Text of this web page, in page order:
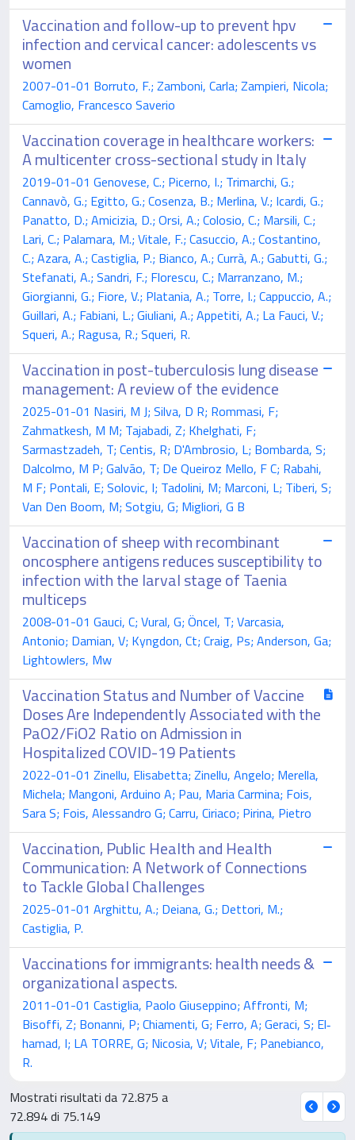
Vaccination and follow-up to prevent hpv
infection and cervical cancer: adolescents vs
women
2007-01-01 Borruto, F.; Zamboni, Carla; Zampieri, Nicola;
Camoglio, Francesco Saverio
Vaccination coverage in healthcare workers:
A multicenter cross-sectional study in Italy
2019-01-01 Genovese, C.; Picerno, I.; Trimarchi, G.;
Cannavò, G.; Egitto, G.; Cosenza, B.; Merlina, V.; Icardi, G.;
Panatto, D.; Amicizia, D.; Orsi, A.; Colosio, C.; Marsili, C.;
Lari, C.; Palamara, M.; Vitale, F.; Casuccio, A.; Costantino,
C.; Azara, A.; Castiglia, P.; Bianco, A.; Currà, A.; Gabutti, G.;
Stefanati, A.; Sandri, F.; Florescu, C.; Marranzano, M.;
Giorgianni, G.; Fiore, V.; Platania, A.; Torre, I.; Cappuccio, A.;
Guillari, A.; Fabiani, L.; Giuliani, A.; Appetiti, A.; La Fauci, V.;
Squeri, A.; Ragusa, R.; Squeri, R.
Vaccination in post-tuberculosis lung disease
management: A review of the evidence
2025-01-01 Nasiri, M J; Silva, D R; Rommasi, F;
Zahmatkesh, M M; Tajabadi, Z; Khelghati, F;
Sarmastzadeh, T; Centis, R; D'Ambrosio, L; Bombarda, S;
Dalcolmo, M P; Galvão, T; De Queiroz Mello, F C; Rabahi,
M F; Pontali, E; Solovic, I; Tadolini, M; Marconi, L; Tiberi, S;
Van Den Boom, M; Sotgiu, G; Migliori, G B
Vaccination of sheep with recombinant
oncosphere antigens reduces susceptibility to
infection with the larval stage of Taenia
multiceps
2008-01-01 Gauci, C; Vural, G; Öncel, T; Varcasia,
Antonio; Damian, V; Kyngdon, Ct; Craig, Ps; Anderson, Ga;
Lightowlers, Mw
Vaccination Status and Number of Vaccine
Doses Are Independently Associated with the
PaO2/FiO2 Ratio on Admission in
Hospitalized COVID-19 Patients
2022-01-01 Zinellu, Elisabetta; Zinellu, Angelo; Merella,
Michela; Mangoni, Arduino A; Pau, Maria Carmina; Fois,
Sara S; Fois, Alessandro G; Carru, Ciriaco; Pirina, Pietro
Vaccination, Public Health and Health
Communication: A Network of Connections
to Tackle Global Challenges
2025-01-01 Arghittu, A.; Deiana, G.; Dettori, M.;
Castiglia, P.
Vaccinations for immigrants: health needs &
organizational aspects.
2011-01-01 Castiglia, Paolo Giuseppino; Affronti, M;
Bisoffi, Z; Bonanni, P; Chiamenti, G; Ferro, A; Geraci, S; El‐
hamad, I; LA TORRE, G; Nicosia, V; Vitale, F; Panebianco,
R.
Mostrati risultati da 72.875 a
72.894 di 75.149